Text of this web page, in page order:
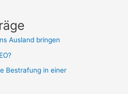
Ausland bringen
Bestrafung in einer